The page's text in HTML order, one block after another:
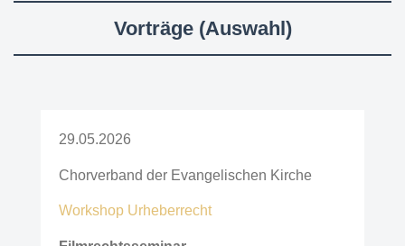
Vorträge (Auswahl)
29.05.2026
Chorverband der Evangelischen Kirche
Workshop Urheberrecht